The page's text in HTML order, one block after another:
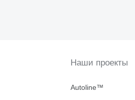
Наши проекты
Autoline™